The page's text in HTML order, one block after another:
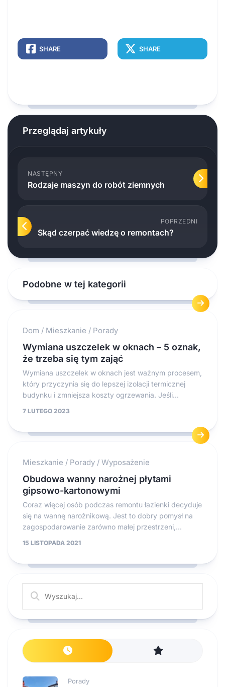
SHARE SHARE
Przeglądaj artykuły
NASTĘPNY
Rodzaje maszyn do robót ziemnych
POPRZEDNI
Skąd czerpać wiedzę o remontach?
Podobne w tej kategorii
Dom / Mieszkanie / Porady
Wymiana uszczelek w oknach – 5 oznak,
że trzeba się tym zająć
Wymiana uszczelek w oknach jest ważnym procesem,
który przyczynia się do lepszej izolacji termicznej
budynku i zmniejsza koszty ogrzewania. Jeśli...
7 LUTEGO 2023
Mieszkanie / Porady / Wyposażenie
Obudowa wanny narożnej płytami
gipsowo-kartonowymi
Coraz więcej osób podczas remontu łazienki decyduje
się na wannę narożnikową. Jest to dobry pomysł na
zagospodarowanie zarówno małej przestrzeni,...
15 LISTOPADA 2021
Porady